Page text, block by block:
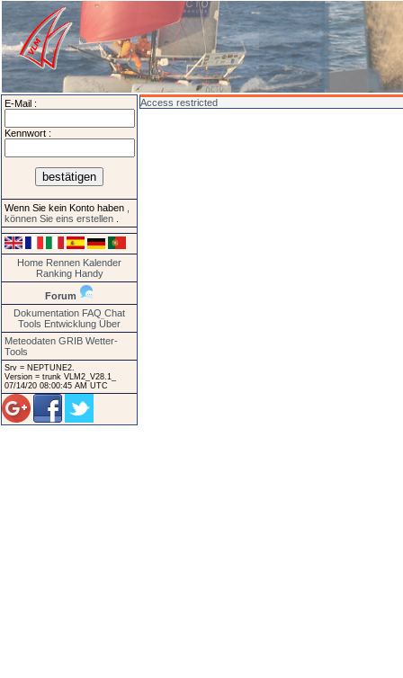
E-Mail :
Kennwort :
Wenn Sie kein Konto haben
können Sie eins erstellen
Home Rennen Kalender
Ranking Handy
Forum
Dokumentation FAQ Chat
Tools Entwicklung Über
Meteodaten GRIB Wetter-
Tools
Srv = NEPTUNE2.
Version = trunk VLM2_V28.1_
07/14/20 08:00:45 AM UTC
Access restricted